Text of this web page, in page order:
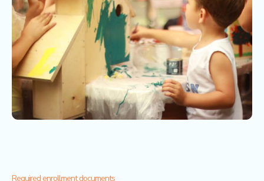
Required enrollment documents